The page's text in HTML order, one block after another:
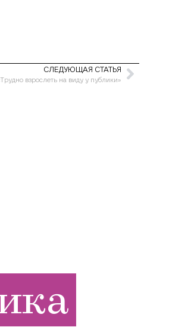
СЛЕДУЮЩАЯ СТАТЬЯ
взрослеть на виду у публики»